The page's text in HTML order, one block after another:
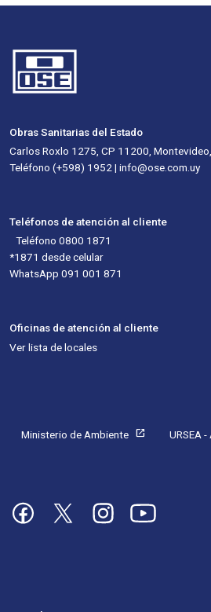
Obras Sanitarias del Estado
Carlos Roxlo 1275, CP 11200,
Teléfono (+598) 1952 | info@ose.com.uy
Teléfonos de atención al cliente
Teléfono 0800 1871
*1871 desde celular
WhatsApp 091 001 871
Oficinas de atención al cliente
Ver lista de locales
Ministerio de Ambiente open_in_new URSEA
Imagen Imagen Imagen Imagen